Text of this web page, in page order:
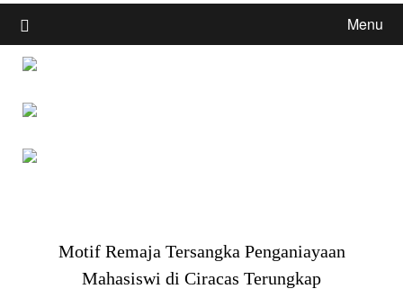
Menu
Motif Remaja Tersangka Penganiayaan
Mahasiswi di Ciracas Terungkap